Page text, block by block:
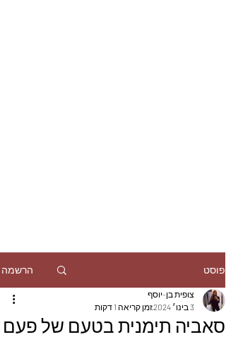
פוסט הרשמה
סאביה תימנית בטעם של פעם
צופית בן-יוסף
3 בינו׳ 2024
זמן קריאה 1 דקות